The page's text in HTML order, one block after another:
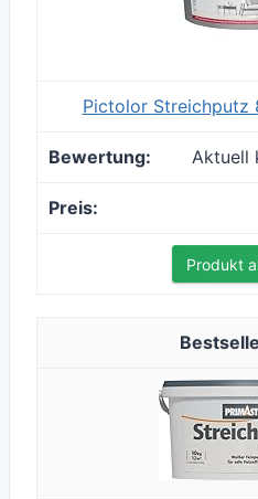
Pictolor Streichputz
Aktuell
Produkt